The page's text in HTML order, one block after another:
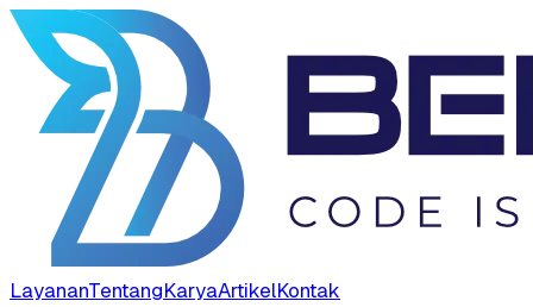
LayananTentangKaryaArtikelKontak